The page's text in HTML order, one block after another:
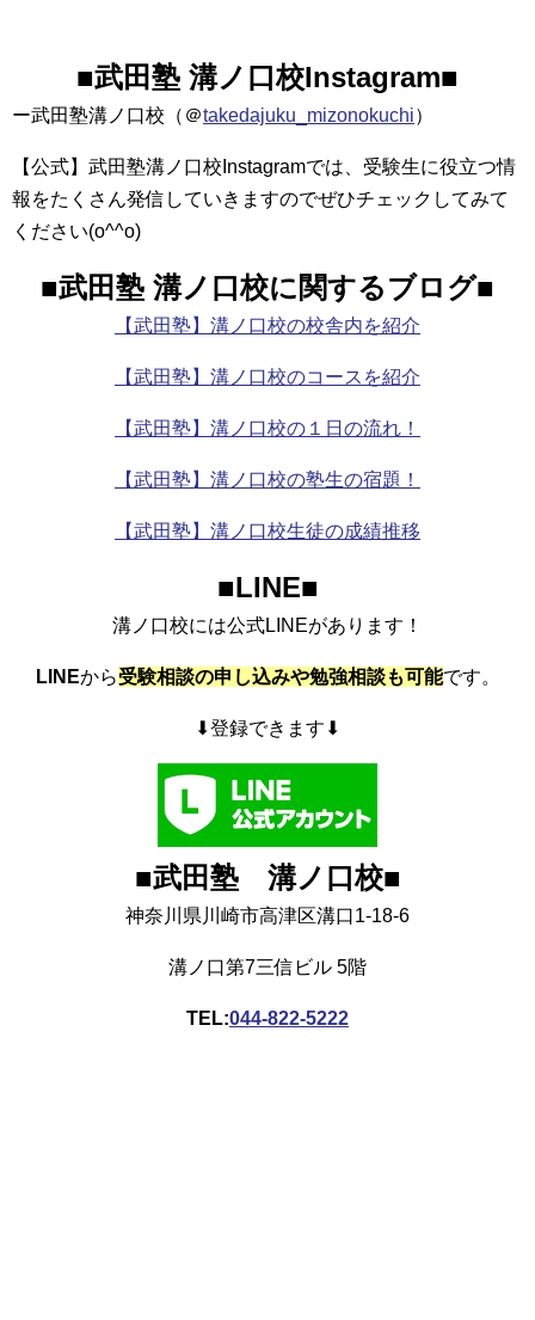
■武田塾 溝ノ口校Instagram■
ー武田塾溝ノ口校（＠takedajuku_mizonokuchi）
【公式】武田塾溝ノ口校Instagramでは、受験生に役立つ情
報をたくさん発信していきますのでぜひチェックしてみて
ください(o^^o)
■武田塾 溝ノ口校に関するブログ■
【武田塾】溝ノ口校の校舎内を紹介
【武田塾】溝ノ口校のコースを紹介
【武田塾】溝ノ口校の１日の流れ！
【武田塾】溝ノ口校の塾生の宿題！
【武田塾】溝ノ口校生徒の成績推移
■LINE■
溝ノ口校には公式LINEがあります！
LINEから受験相談の申し込みや勉強相談も可能です。
⬇︎登録できます⬇︎
■武田塾 溝ノ口校■
神奈川県川崎市高津区溝口1-18-6
溝ノ口第7三信ビル 5階
TEL:044-822-5222